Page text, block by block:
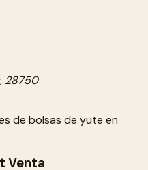
28750
de bolsas de yute en
Venta